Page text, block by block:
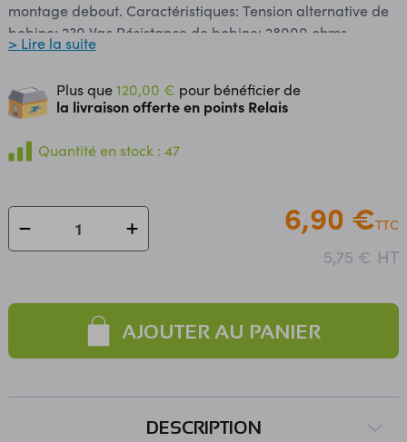
montage debout. Caractéristiques: Tension alternative de
bobine: 230 Vac Résistance de bobine: 28000 ohms
Pouvoir de coupure: 2 x 8 A/250 Vac Dimensions: 28.5 x 24
charge: 1800 cycles/heure Température de service: -20°C
à +70°C Référence Finder: 4052.8.230.0000
> Lire la suite
Plus que120,00 € pour bénéficier de
la livraison offerte en points Relais
Quantité en stock : 47
6,90 €TTC
5,75 € HT
AJOUTER AU PANIER
DESCRIPTION